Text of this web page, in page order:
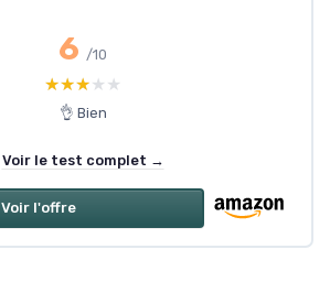
6 /10
★★★★★
★★★★★
👌 Bien
Voir le test complet →
Voir l'offre